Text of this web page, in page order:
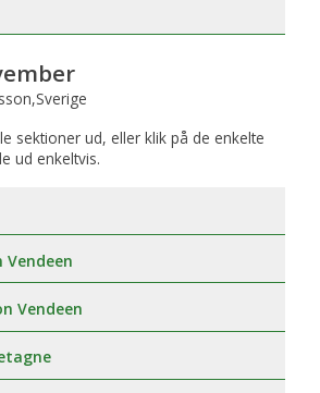
sektioner ud, eller klik på de enkelte
ud enkeltvis.
Vendeen